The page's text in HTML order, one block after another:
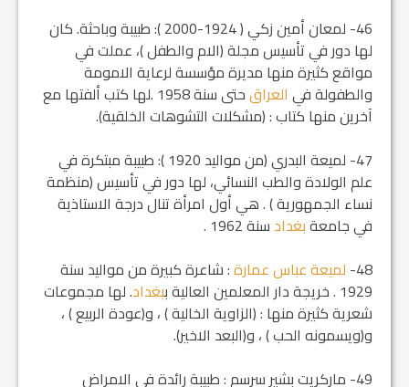
46- لمعان أمين زكي ( 1924-2000 ): طبيبة وباحثة. كان
لها دور في تأسيس مجلة (الام والطفل )، عملت في
مواقع كثيرة منها مديرة مؤسسة لرعاية الامومة
والطفولة في العراق
حتى سنة 1958 .لها كتب ألفتها مع
آخرين منها كتاب : (مشكلات التشوهات الخلقية).
47- لميعة البدري (من مواليد 1920 ): طبيبة مبتكرة في
علم الولادة والطب النسائي، لها دور في تأسيس (منظمة
نساء الجمهورية ) . هي أول امرأة تنال درجة الاستاذية
في جامعةبغداد سنة 1962 .
48- لميعة عباس عمارة: شاعرة كبيرة من مواليد سنة
1929 . خريجة دار المعلمين العالية ب‍
بغداد. لها مجموعات
شعرية كثيرة منها : (الزاوية الخالية ) ، و(عودة الربيع ) ،
و(ويسمونه الحب ) ، و(البعد الاخير).
49- ماركريت بشير سرسم : طبيبة رائدة في الامراض